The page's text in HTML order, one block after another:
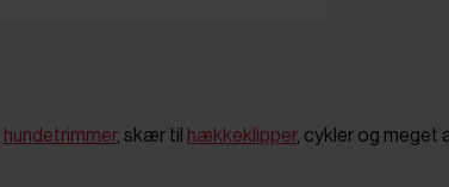
hundetrimmer, skær til hækkeklipper, cykler og meget